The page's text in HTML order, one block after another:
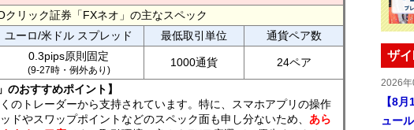
クリック証券「FXネオ」の主なスペック
ユーロ/米ドル スプレッド 最低取引単位
通貨ペア数
0.3pips原則固定
(9-27時・例外あり)
1000通貨 24ペア
のおすすめポイント】
のトレーダーから支持されています。特に、スマホアプリの操作
ドやスワップポイントなどのスペック面も申し分ないため、 あら
ザ
2026年
【8
ュー